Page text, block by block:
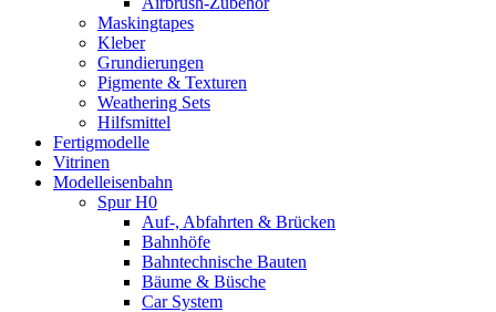
Maskingtapes
Kleber
Grundierungen
Pigmente & Texturen
Weathering Sets
Hilfsmittel
Fertigmodelle
Vitrinen
Modelleisenbahn
Spur H0
Auf-, Abfahrten & Brücken
Bahnhöfe
Bahntechnische Bauten
Bäume & Büsche
Car System